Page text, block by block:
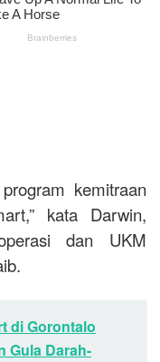
kemitraan
kata Darwin,
dan UKM
di Gorontalo
Gula Darah-